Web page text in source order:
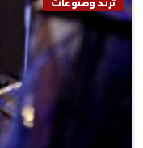
ترند ومنوعات